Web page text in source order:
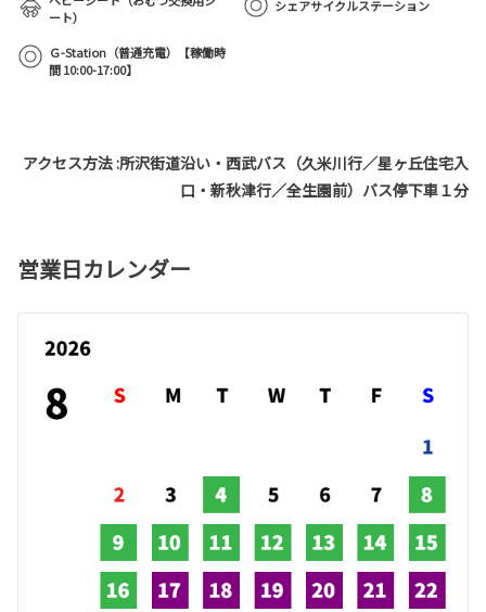
ート）
シェアサイクルステーション
Ｇ-Station（普通充電）【稼働時
間 10:00-17:00】
アクセス方法 :所沢街道沿い・西武バス（久米川行／星ヶ丘住宅入
口・新秋津行／全生園前）バス停下車１分
営業日カレンダー